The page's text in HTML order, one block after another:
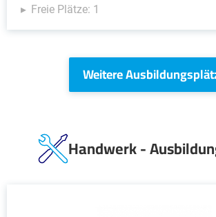
Freie Plätze: 1
Weitere
Handwerk -